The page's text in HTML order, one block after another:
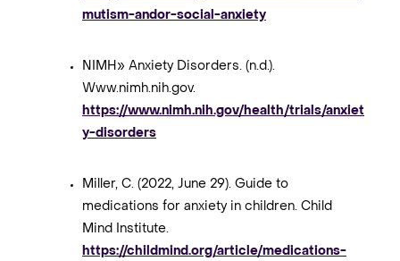
mutism-andor-social-anxiety
NIMH» Anxiety Disorders. (n.d.).
Www.nimh.nih.gov.
https://www.nimh.nih.gov/health/trials/anxiet
y-disorders
Miller, C. (2022, June 29). Guide to
medications for anxiety in children. Child
Mind Institute.
https://childmind.org/article/medications-